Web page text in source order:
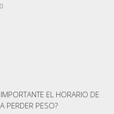
EL HORARIO DE
PERDER PESO?